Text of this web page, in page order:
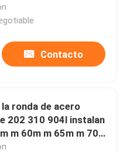
Contacto
ronda de acero
202 310 904l instalan
m 60m m 65m m 70m